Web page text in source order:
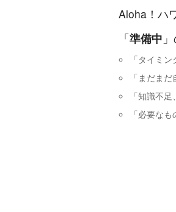
Aloha！ハ
「準備中
「タイミ
「まだまだ
「知識不
「必要な